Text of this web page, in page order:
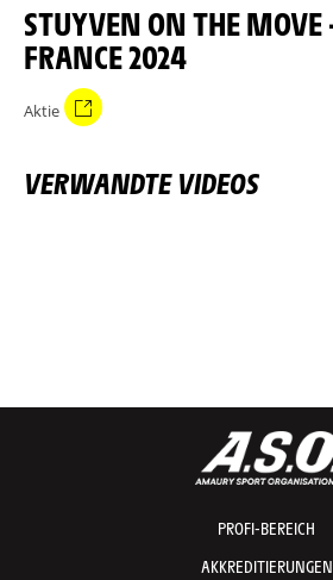
STUYVEN ON THE MOVE - TOUR DE
FRANCE 2024
Aktie
VERWANDTE VIDEOS
PROFI-BEREICH
AKKREDITIERUNGEN